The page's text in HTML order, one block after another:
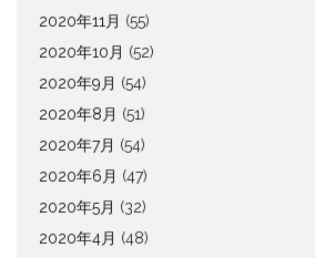
2020年11月 (55)
2020年10月 (52)
2020年9月 (54)
2020年8月 (51)
2020年7月 (54)
2020年6月 (47)
2020年5月 (32)
2020年4月 (48)